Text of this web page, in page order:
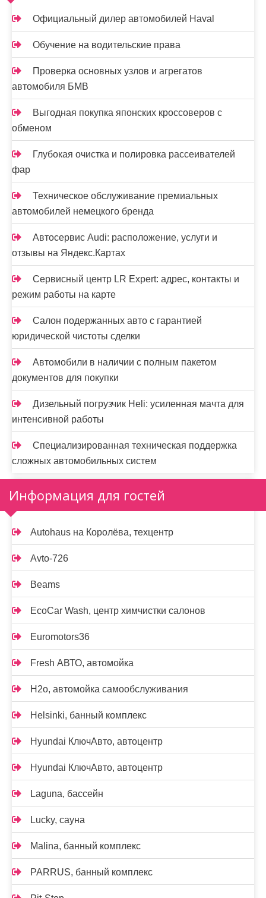
Официальный дилер автомобилей Haval
Обучение на водительские права
Проверка основных узлов и агрегатов
автомобиля БМВ
Выгодная покупка японских кроссоверов с
обменом
Глубокая очистка и полировка рассеивателей
фар
Техническое обслуживание премиальных
автомобилей немецкого бренда
Автосервис Audi: расположение, услуги и
отзывы на Яндекс.Картах
Сервисный центр LR Expert: адрес, контакты и
режим работы на карте
Салон подержанных авто с гарантией
юридической чистоты сделки
Автомобили в наличии с полным пакетом
документов для покупки
Дизельный погрузчик Heli: усиленная мачта для
интенсивной работы
Специализированная техническая поддержка
сложных автомобильных систем
Информация для гостей
Autohaus на Королёва, техцентр
Avto-726
Beams
EcoCar Wash, центр химчистки салонов
Euromotors36
Fresh АВТО, автомойка
H2o, автомойка самообслуживания
Helsinki, банный комплекс
Hyundai КлючАвто, автоцентр
Hyundai КлючАвто, автоцентр
Laguna, бассейн
Lucky, сауна
Malina, банный комплекс
PARRUS, банный комплекс